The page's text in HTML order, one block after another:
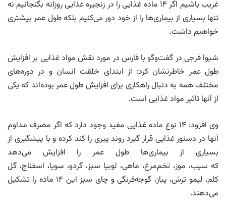
غریب باشیم اگر ۱۴ ماده غذایی را در زنجیره غذایی روزانه بگنجانیم نه
تنها بسیاری از بیماری‌ها را از خود دور می‌کنیم بلکه طول عمر بیشتری
خواهیم داشت.
شیوا فرجی در گفت‌وگو با فارس در مورد نقش مواد غذایی بر افزایش
طول عمر خاطرنشان کرد: از ابتدای خلقت انسان و در دوره‌های
مختلف همه به دنبال راهکاری برای افزایش طول عمر بوده‌اند که یکی
از آنها تاثیر مواد غذایی است.
وی افزود: ۱۴ نوع ماده غذایی مفید وجود دارد که اگر مصرف مداوم
آنها در دستور غذایی قرار گیرد روند پیری را کند کرده و با پیشگیری از
بسیاری از بیماری‌ها طول عمر را افزایش می‌دهد
که سیب، موز، تخم‌مرغ، ماهی، لوبیا سبز، گردو، سویا، اسفناج، گل
کلم، لیمو ترش، پیاز، گوجه‌فرنگی و چای سبز این ۱۴ ماده را تشکیل
می‌دهند.